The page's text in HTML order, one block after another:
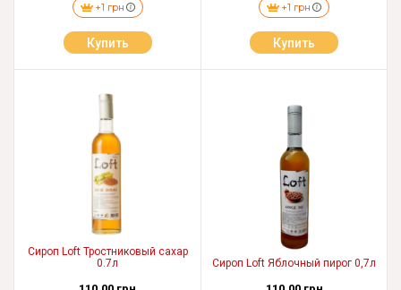
+1 грн
Купить
+1 грн
Купить
Сироп Loft Тростниковый сахар
0.7л
Cироп Loft Яблочный пирог 0,7л